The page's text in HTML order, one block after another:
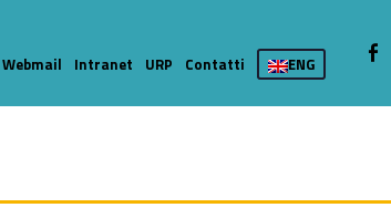
primary-8341-16
#link-menu-primary-77126-36
Link identifier #link-menu-primary-21042-
Link identifier
Webmail Intranet URP Contatti ENG